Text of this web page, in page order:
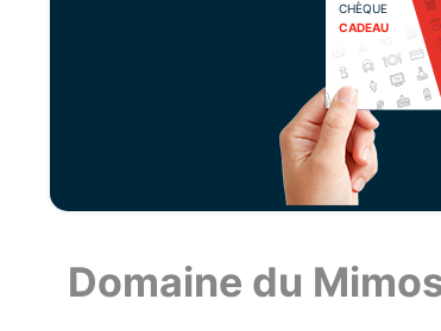
CHÈQUE
CADEAU
Domaine du